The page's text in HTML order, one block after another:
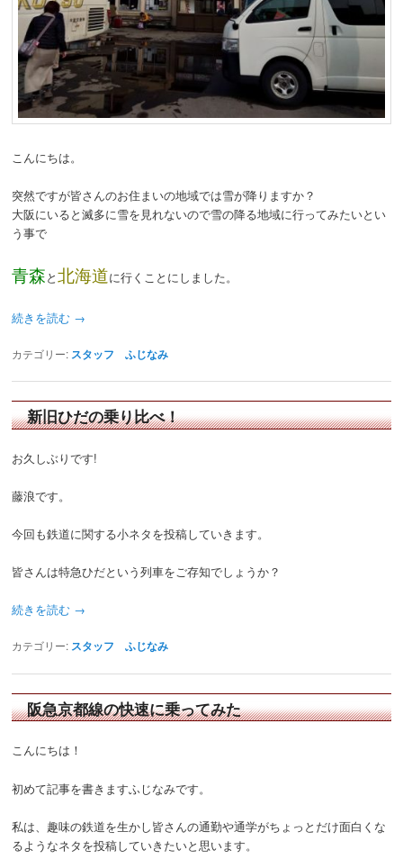
こんにちは。
突然ですが皆さんのお住まいの地域では雪が降りますか？
大阪にいると滅多に雪を見れないので雪の降る地域に行ってみたいとい
う事で
青森と北海道に行くことにしました。
続きを読む →
カテゴリー: スタッフ ふじなみ
新旧ひだの乗り比べ！
お久しぶりです!
藤浪です。
今回も鉄道に関する小ネタを投稿していきます。
皆さんは特急ひだという列車をご存知でしょうか？
続きを読む →
カテゴリー: スタッフ ふじなみ
阪急京都線の快速に乗ってみた
こんにちは！
初めて記事を書きますふじなみです。
私は、趣味の鉄道を生かし皆さんの通勤や通学がちょっとだけ面白くな
るようなネタを投稿していきたいと思います。